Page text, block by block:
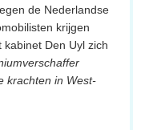
de Nederlandse
krijgen
Den Uyl zich
krachten in West-